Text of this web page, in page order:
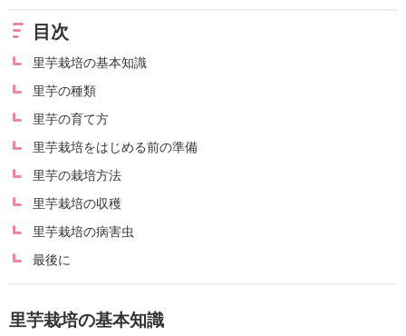
目次
里芋栽培の基本知識
里芋の種類
里芋の育て方
里芋栽培をはじめる前の準備
里芋の栽培方法
里芋栽培の収穫
里芋栽培の病害虫
最後に
里芋栽培の基本知識